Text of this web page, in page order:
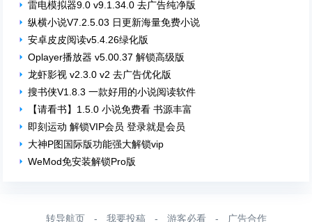
雷电模拟器9.0 v9.1.34.0 去广告纯净版
纵横小说V7.2.5.03 日更新海量免费小说
安卓皮皮阅读v5.4.26绿化版
Oplayer播放器 v5.00.37 解锁高级版
龙虾影视 v2.3.0 v2 去广告优化版
搜书侠V1.8.3 一款好用的小说阅读软件
【请看书】1.5.0 小说免费看 书源丰富
即刻运动 解锁VIP会员 登录就是会员
大神P图国际版功能强大解锁vip​
WeMod免安装解锁Pro版
转导航页 - 我要投稿 - 游客必看 - 广告合作